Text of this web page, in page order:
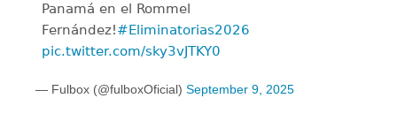
Panamá en el Rommel
Fernández!#Eliminatorias2026
pic.twitter.com/sky3vJTKY0
— Fulbox (@fulboxOficial) September 9, 2025